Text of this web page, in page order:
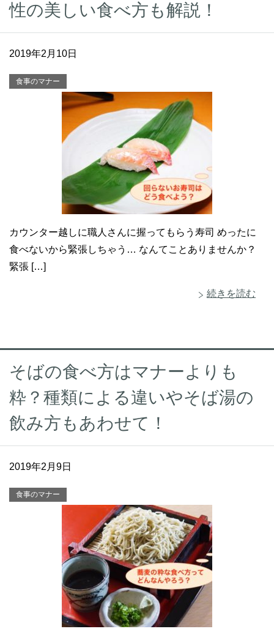
性の美しい食べ方も解説！
2019年2月10日
食事のマナー
カウンター越しに職人さんに握ってもらう寿司 めったに
食べないから緊張しちゃう… なんてことありませんか？
緊張 […]
続きを読む
そばの食べ方はマナーよりも
粋？種類による違いやそば湯の
飲み方もあわせて！
2019年2月9日
食事のマナー